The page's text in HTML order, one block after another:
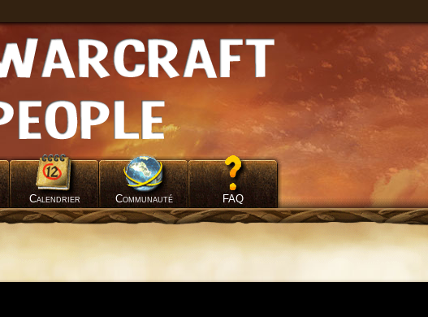
Calendrier Communauté FAQ